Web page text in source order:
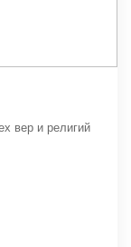
вер и религий